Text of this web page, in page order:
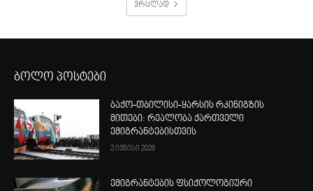
ვრცლად
ბოლო პოსტები
ბაქო-თბილისი-ყარსის რკინიგზის
მითები: რეალობა ქართველი
ემიგრანტებისთვის
2 ივნისი 2026
ემიგრანტების ფსიქოლოგიური